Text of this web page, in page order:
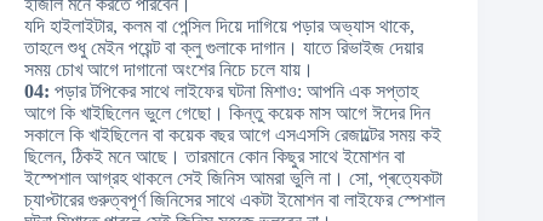
ইজিলি মনে করতে পারবেন।
যদি হাইলাইটার, কলম বা পেন্সিল দিয়ে দাগিয়ে পড়ার অভ্যাস থাকে,
তাহলে শুধু মেইন পয়েন্ট বা ক্লু গুলাকে দাগান। যাতে রিভাইজ দেয়ার
সময় চোখ আগে দাগানো অংশের নিচে চলে যায়।
04: পড়ার টপিকের সাথে লাইফের ঘটনা মিশাও: আপনি এক সপ্তাহ
আগে কি খাইছিলেন ভুলে গেছো। কিন্তু কয়েক মাস আগে ঈদের দিন
সকালে কি খাইছিলেন বা কয়েক বছর আগে এসএসসি রেজাল্টের সময় কই
ছিলেন, ঠিকই মনে আছে। তারমানে কোন কিছুর সাথে ইমোশন বা
ইস্পেশাল আগ্রহ থাকলে সেই জিনিস আমরা ভুলি না। সো, প্ৰত্যেকটা
চ্যাপ্টারের গুরুত্বপূর্ণ জিনিসের সাথে একটা ইমোশন বা লাইফের স্পেশাল